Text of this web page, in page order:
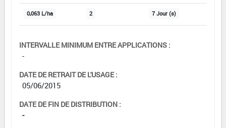
0,063 L/ha 2 7 Jour (s)
INTERVALLE MINIMUM ENTRE APPLICATIONS :
-
DATE DE RETRAIT DE L'USAGE :
05/06/2015
DATE DE FIN DE DISTRIBUTION :
-